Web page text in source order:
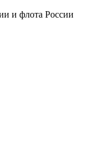
и флота России